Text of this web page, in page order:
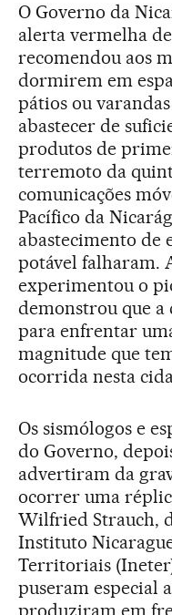
O Governo da
alerta vermelha
recomendou aos
dormirem em
pátios ou
abastecer de
produtos de
terremoto da
comunicações
Pacífico da
abastecimento de
potável falharam.
experimentou o
demonstrou que a
para enfrentar
magnitude que
ocorrida nesta
Os sismólogos e
do Governo,
advertiram da
ocorrer uma
Wilfried Strauch,
Instituto
Territoriais
puseram especial
produziram em